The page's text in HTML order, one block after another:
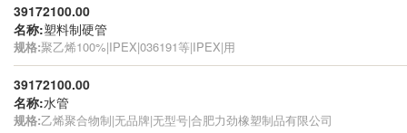
39172100.00
名称:塑料制硬管
规格:聚乙烯100%|IPEX|036191等|IPEX|用
39172100.00
名称:水管
规格:乙烯聚合物制|无品牌|无型号|合肥力劲橡塑制品有限公司